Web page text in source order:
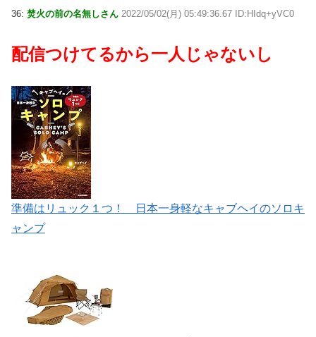
36: 焚火の前の名無しさん 2022/05/02(月) 05:49:36.67 ID:HIdq+yVC0
配信つけてるから一人じゃないし
準備はリュック１つ！ 日本一身軽なキャブヘイのソロキ
ャンプ